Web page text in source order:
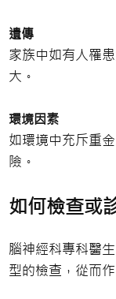
遺傳
家族中如有人罹
大。
環境因素
如環境中充斥重
險。
如何檢查或
腦神經科專科醫
型的檢查，從而